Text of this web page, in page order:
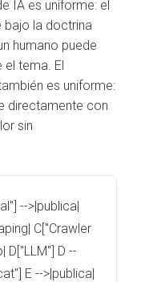
IA es uniforme: el
bajo la doctrina
humano puede
el tema. El
es uniforme:
directamente con
sin
-->|publica|
C["Crawler
D["LLM"] D --
E -->|publica|